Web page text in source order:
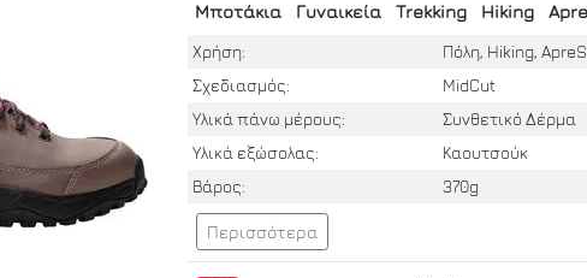
Μποτάκια Γυναικεία Trekking Hiking
Χρήση:
Πόλη, Hiking,
Σχεδιασμός:
MidCut
Υλικά πάνω μέρους:
Συνθετικό Δέρμα
Υλικά εξώσολας:
Καουτσούκ
Βάρος:
370g
Περισσότερα